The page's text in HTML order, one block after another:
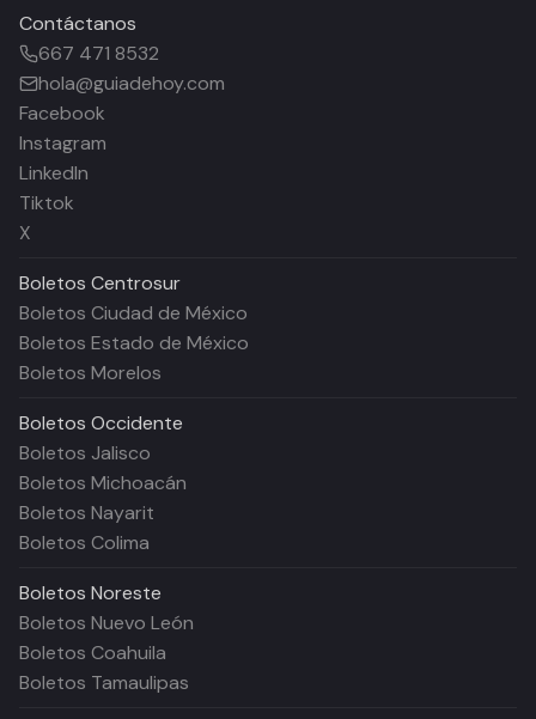
Contáctanos
667 471 8532
hola@guiadehoy.com
Facebook
Instagram
LinkedIn
Tiktok
X
Boletos Centrosur
Boletos Ciudad de México
Boletos Estado de México
Boletos Morelos
Boletos Occidente
Boletos Jalisco
Boletos Michoacán
Boletos Nayarit
Boletos Colima
Boletos Noreste
Boletos Nuevo León
Boletos Coahuila
Boletos Tamaulipas